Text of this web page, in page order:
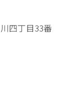
四丁目33番